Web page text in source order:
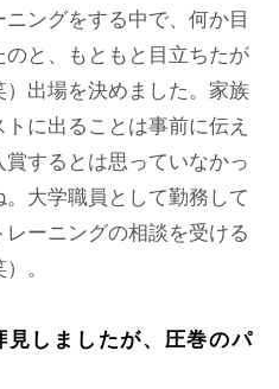
ニングをする中で、何か目
と、もともと目立ちたが
出場を決めました。家族
に出ることは事前に伝え
するとは思っていなかっ
大学職員として勤務して
ーニングの相談を受ける
。
しましたが、圧巻のパ